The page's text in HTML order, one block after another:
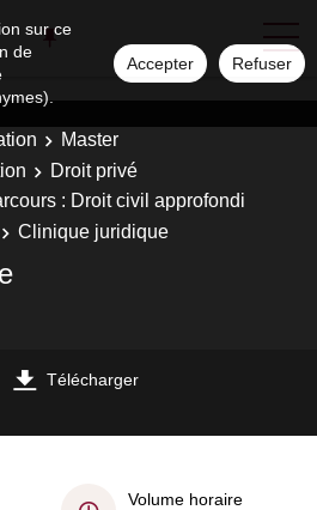
sur ce
de
Accepter Refuser
Master
Droit privé
: Droit civil approfondi
Clinique juridique
Télécharger
Volume horaire